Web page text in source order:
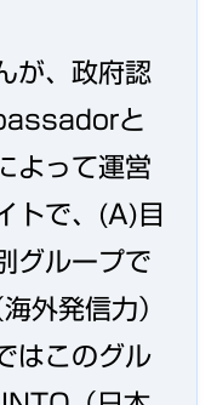
が、政府認
と
よって運営
トで、(A)目
グループで
外発信力）
はこのグル